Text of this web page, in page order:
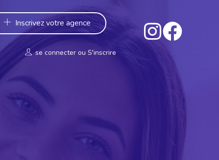
Inscrivez votre agence
se connecter ou S'inscrire